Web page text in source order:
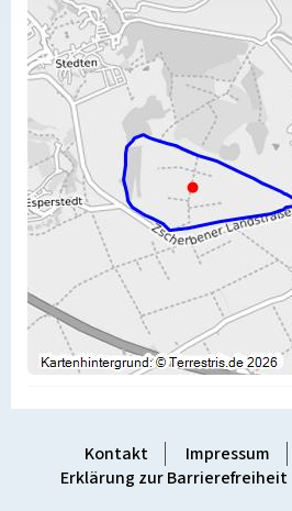
Kontakt Impressum
Erklärung zur Barrierefreiheit